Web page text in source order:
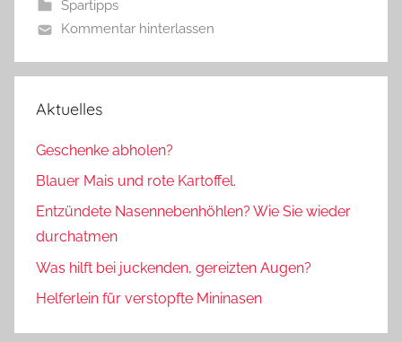
Spartipps
Kommentar hinterlassen
Aktuelles
Geschenke abholen?
Blauer Mais und rote Kartoffel.
Entzündete Nasennebenhöhlen? Wie Sie wieder
durchatmen
Was hilft bei juckenden, gereizten Augen?
Helferlein für verstopfte Mininasen